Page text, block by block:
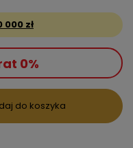
000 zł
0%
do koszyka